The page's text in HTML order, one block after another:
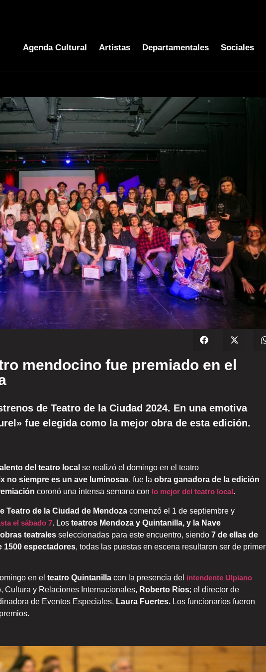
Agenda Cultural Artistas Departamentales Sociales
mendocino fue premiado en el
de Teatro de la Ciudad 2024. En una emotiva
fue elegida como la mejor obra de esta edición.
del teatro local se realizó el domingo en el teatro
no siempre es un ave luminosa», fue la obra ganadora de la edición
coronó una intensa semana con lo mejor del teatro local.
Teatro de la Ciudad de Mendoza comenzó el 1 de septiembre y
el sábado 7. Los teatros Mendoza y Quintanilla, y la Nave
teatrales seleccionadas para este encuentro, siendo 7 de ellas de
1500 espectadores, todas las puestas en escena resultaron ser de primer
en el teatro Quintanilla con la presencia del intendente Ulpiano
Cultura y Relaciones Internacionales, Roberto Ríos; el director de
de Eventos Especiales, Laura Fuertes. Los funcionarios fueron